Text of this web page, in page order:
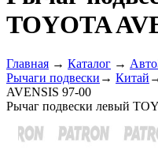
TOYOTA
Главная → Каталог →
Рычаги подвески → Китай
AVENSIS 97-00
Рычаг подвески левый